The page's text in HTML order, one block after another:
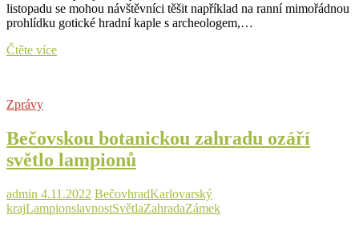
listopadu se mohou návštěvníci těšit například na ranní mimořádnou
prohlídku gotické hradní kaple s archeologem,…
Čtěte víceTip
oslavy
relikviáře
svatého
Zprávy
Bečovskou botanickou zahradu ozáří
světlo lampionů
admin 4.11.2022 BečovhradKarlovarský
krajLampionslavnostSvětlaZahradaZámek